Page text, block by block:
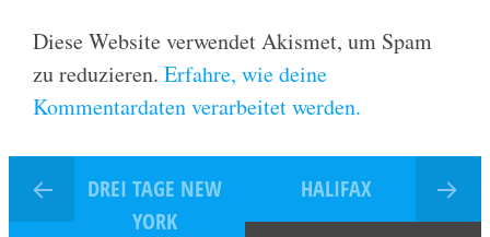
Diese Website verwendet Akismet, um Spam
zu reduzieren. Erfahre, wie deine
Kommentardaten verarbeitet werden.
DREI TAGE NEW
YORK
HALIFAX